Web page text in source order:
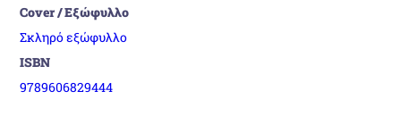
Cover / Εξώφυλλο
Σκληρό εξώφυλλο
ISBN
9789606829444